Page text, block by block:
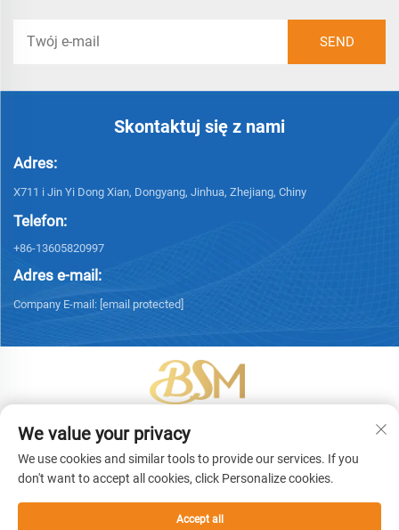
Skontaktuj się z nami
Adres:
X711 i Jin Yi Dong Xian, Dongyang, Jinhua, Zhejiang, Chiny
Telefon:
+86-13605820997
Adres e-mail:
Company E-mail: [email protected]
Copyright © 2026 Yiwu Bingsheng Packaging Technology Co., Ltd.
Wszelkie prawa zastrzeżone. -Polityka prywatności
We value your privacy
We use cookies and similar tools to provide our services. If you
don't want to accept all cookies, click Personalize cookies.
Accept all